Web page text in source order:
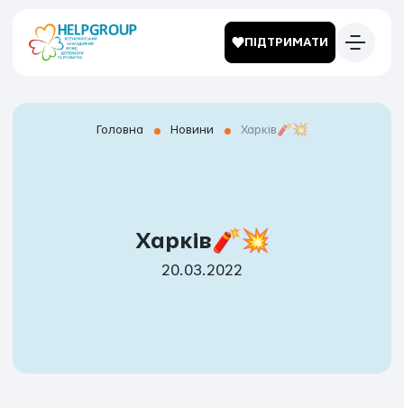
ПІДТРИМАТИ
Головна Новини Харків🧨💥
Харків🧨💥
20.03.2022